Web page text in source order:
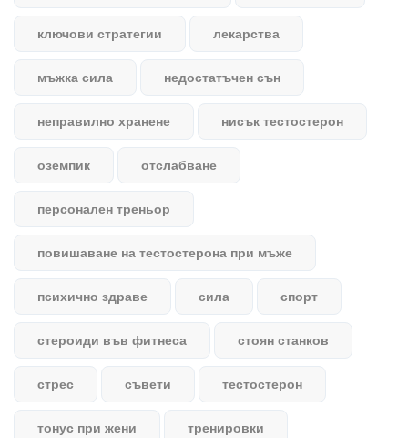
ключови стратегии лекарства
мъжка сила недостатъчен сън
неправилно хранене нисък тестостерон
оземпик отслабване
персонален треньор
повишаване на тестостерона при мъже
психично здраве сила спорт
стероиди във фитнеса стоян станков
стрес съвети тестостерон
тонус при жени тренировки